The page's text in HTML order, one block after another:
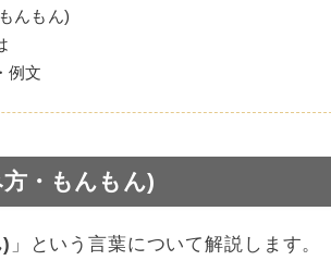
んもん)
例文
方・もんもん)
」という言葉について解説します。